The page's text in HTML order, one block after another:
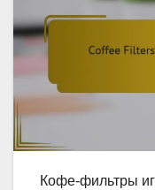
Кофе-фильтры